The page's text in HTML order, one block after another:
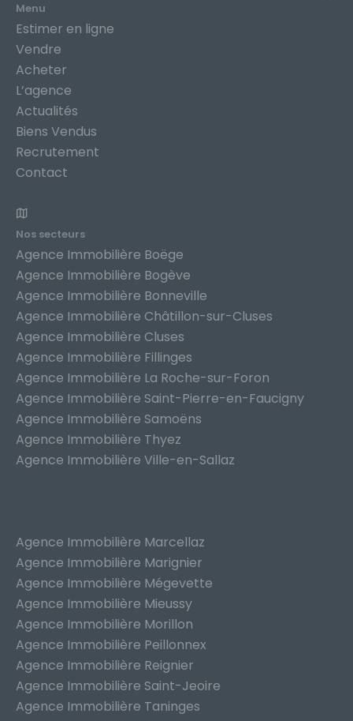
Menu
Estimer en ligne
Vendre
Acheter
L’agence
Actualités
Biens Vendus
Recrutement
Contact
Nos secteurs
Agence Immobilière Boëge
Agence Immobilière Bogève
Agence Immobilière Bonneville
Agence Immobilière Châtillon-sur-Cluses
Agence Immobilière Cluses
Agence Immobilière Fillinges
Agence Immobilière La Roche-sur-Foron
Agence Immobilière Saint-Pierre-en-Faucigny
Agence Immobilière Samoëns
Agence Immobilière Thyez
Agence Immobilière Ville-en-Sallaz
Agence Immobilière Marcellaz
Agence Immobilière Marignier
Agence Immobilière Mégevette
Agence Immobilière Mieussy
Agence Immobilière Morillon
Agence Immobilière Peillonnex
Agence Immobilière Reignier
Agence Immobilière Saint-Jeoire
Agence Immobilière Taninges